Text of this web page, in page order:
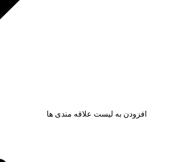
افزودن به لیست علاقه مندی ها